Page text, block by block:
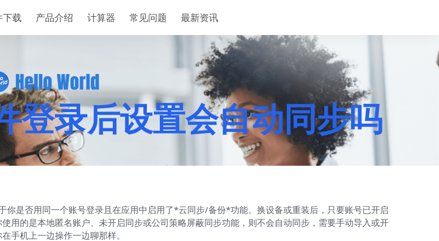
下载 产品介绍 计算器 常见问题 最新资讯
录后设置会自动同步吗
你是否用同一个账号登录且在应用中启用了*云同步/备份*功能。换设备或重装后，只要账号已开启
用的是本地匿名账户、未开启同步或公司策略屏蔽同步功能，则不会自动同步，需要手动导入或开
手机上一边操作一边聊那样。